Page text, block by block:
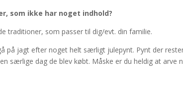
som ikke har noget indhold?
traditioner, som passer til dig/evt. din familie.
på jagt efter noget helt særligt julepynt. Pynt der
særlige dag de blev købt. Måske er du heldig at arve